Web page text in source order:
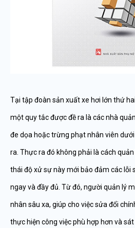
Tại tập đoàn sản xuất xe hơi lớn thứ
một quy tắc được đề ra là các nhà
đe dọa hoặc trừng phạt nhân viên
ra. Thực ra đó không phải là cách
thái độ xử sự này mới bảo đảm các lỗi
ngay và đầy đủ. Từ đó, người quản lý
nhân sâu xa, giúp cho việc sửa đổi
thực hiện công việc phù hợp hơn và